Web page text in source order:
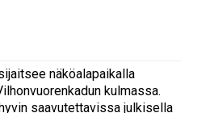
näköalapaikalla
kulmassa.
saavutettavissa julkisella